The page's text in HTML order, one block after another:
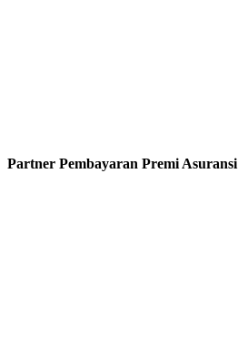
Partner Pembayaran Premi Asuransi